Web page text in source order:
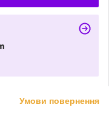
Умови повернення